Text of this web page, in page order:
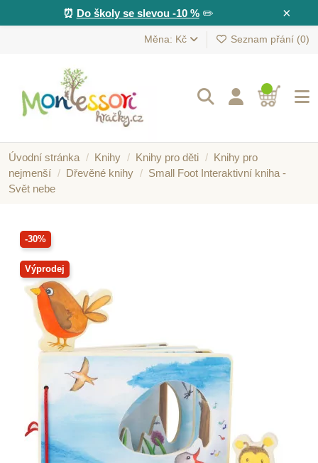
×
⏰ Do školy se slevou -10 %✏️
Měna: Kč Seznam přání (0)
Úvodní stránka Knihy Knihy pro děti
Knihy pro
nejmenší
Dřevěné knihy
Small Foot Interaktivní kniha -
Svět nebe
-30%
Výprodej